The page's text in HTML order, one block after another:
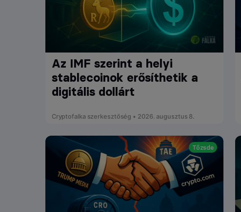
Az IMF szerint a helyi
stablecoinok erősíthetik a
digitális dollárt
Cryptofalka szerkesztőség • 2026. augusztus 8.
Tőzsde